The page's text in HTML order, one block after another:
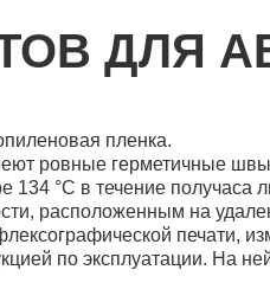
Пакет для
(100шт)
ДЛЯ
пленка.
ровные герметичные
°С в течение получаса
расположенным на
печати,
по эксплуатации. На